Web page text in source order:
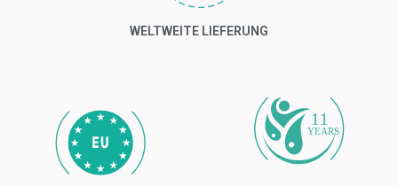
WELTWEITE LIEFERUNG
11
YEARS